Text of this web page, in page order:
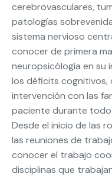
cerebrovasculares,
patologías
sistema nervioso
conocer de primera
neuropsicólogía en su
los déficits cognitivos,
intervención con las
paciente durante
Desde el inicio de las
las reuniones de
conocer el trabajo
disciplinas que